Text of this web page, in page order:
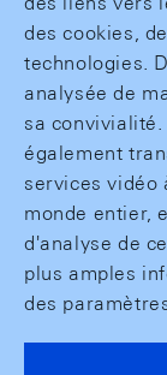
des cookies,
technologies.
analysée de
sa
également
services vidéo
monde entier,
d'analyse de
plus amples
des